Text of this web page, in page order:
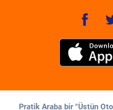
Pratik Araba bir "Üstün